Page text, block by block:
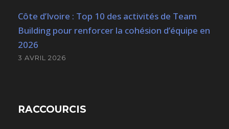
Côte d’Ivoire : Top 10 des activités de Team
Building pour renforcer la cohésion d’équipe en
2026
3 AVRIL 2026
RACCOURCIS